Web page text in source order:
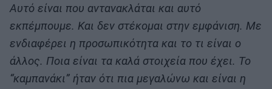
Αυτό είναι που αντανακλάται και αυτό
εκπέμπουμε. Και δεν στέκομαι στην εμφάνιση. Με
ενδιαφέρει η προσωπικότητα και το τι είναι ο
άλλος. Ποια είναι τα καλά στοιχεία που έχει. Το
“καμπανάκι” ήταν ότι πια μεγαλώνω και είναι η